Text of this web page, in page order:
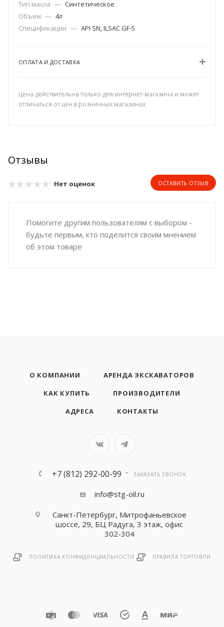
Тип масла — Синтетическое
Объем — 4л
Спецификации — API SN, ILSAC GF-5
ОПЛАТА И ДОСТАВКА
Цена действительна только для интернет-магазина и может
отличаться от цен в розничных магазинах
Отзывы
Нет оценок ОСТАВИТЬ ОТЗЫВ
Помогите другим пользователям с выбором -
будьте первым, кто поделится своим мнением
об этом товаре
О КОМПАНИИ
АРЕНДА ЭКСКАВАТОРОВ
КАК КУПИТЬ
ПРОИЗВОДИТЕЛИ
АДРЕСА
КОНТАКТЫ
+7 (812) 292-00-99 ЗАКАЗАТЬ ЗВОНОК
info@stg-oil.ru
Санкт-Петербург, Митрофаньевское
шоссе, 29, БЦ Радуга, 3 этаж, офис
302-304
ПОЛИТИКА КОНФИДЕНЦИАЛЬНОСТИ ПРАВИЛА ТОРГОВЛИ